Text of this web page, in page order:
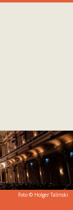
Foto © Holger Talinski